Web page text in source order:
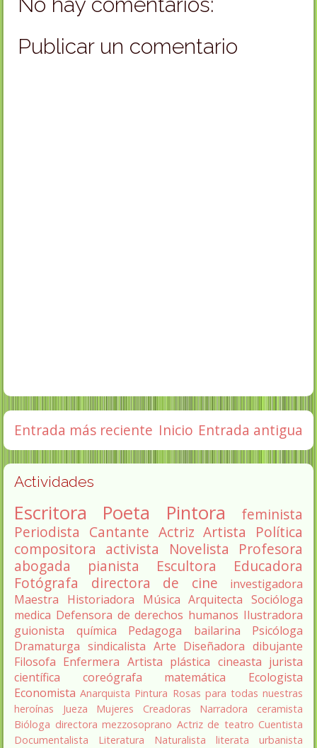
Publicar un comentario
Entrada más reciente Entrada antigua
Inicio
Actividades
Escritora Poeta Pintora
feminista
Periodista Cantante Actriz Artista
Política
compositora activista Novelista
Profesora
abogada
pianista Escultora
Educadora
Fotógrafa
directora de cine
investigadora
Maestra
Historiadora Música Arquitecta Socióloga
medica Defensora de derechos humanos Ilustradora
guionista
química Pedagoga bailarina
Psicóloga
Dramaturga sindicalista Arte Diseñadora dibujante
Filosofa Enfermera Artista plástica cineasta jurista
científica
coreógrafa matemática
Ecologista
Economista Anarquista Pintura Rosas para todas nuestras
heroínas
Jueza Mujeres Creadoras Narradora
ceramista
Bióloga directora mezzosoprano Actriz de teatro Cuentista
Documentalista
Literatura Naturalista literata
urbanista